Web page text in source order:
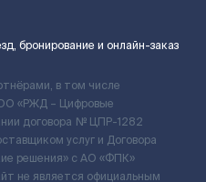
бронирование и онлайн-заказ
в том числе
«РЖД – Цифровые
договора № ЦПР-1282
услуг и Договора
решения» c АО «ФПК»
не является официальным